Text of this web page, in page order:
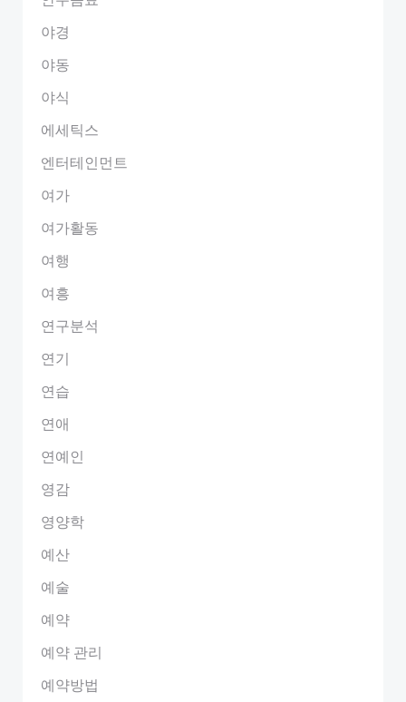
야경
야동
야식
에세틱스
엔터테인먼트
여가
여가활동
여행
여흥
연구분석
연기
연습
연애
연예인
영감
영양학
예산
예술
예약
예약 관리
예약방법